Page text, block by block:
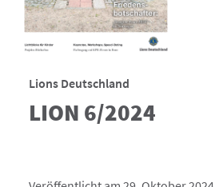
Lions Deutschland
LION 6/2024